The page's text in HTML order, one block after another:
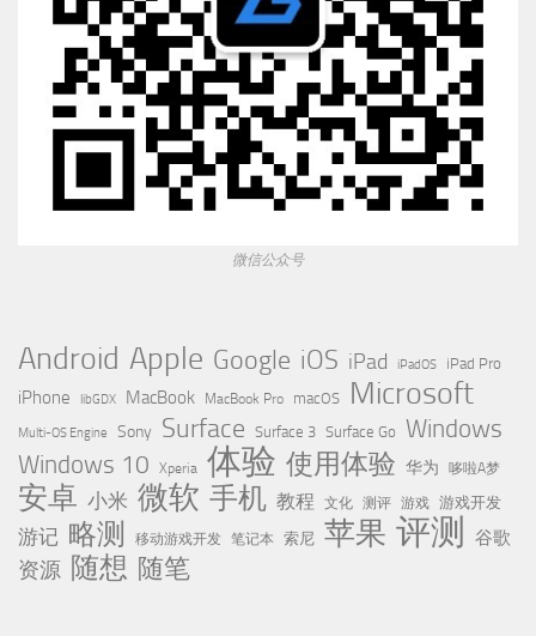
微信公众号
Android Apple Google iOS iPad iPadOS iPad Pro
iPhone libGDX MacBook MacBook Pro macOS Microsoft
Multi-OS Engine Sony Surface Surface 3 Surface Go Windows
Windows 10 Xperia 体验 使用体验 华为 哆啦A梦
安卓 小米 微软 手机 教程 文化 测评 游戏 游戏开发
游记 略测 移动游戏开发 笔记本 索尼 苹果 评测 谷歌
资源 随想 随笔